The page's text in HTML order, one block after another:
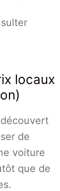
locaux
de
voiture
que de